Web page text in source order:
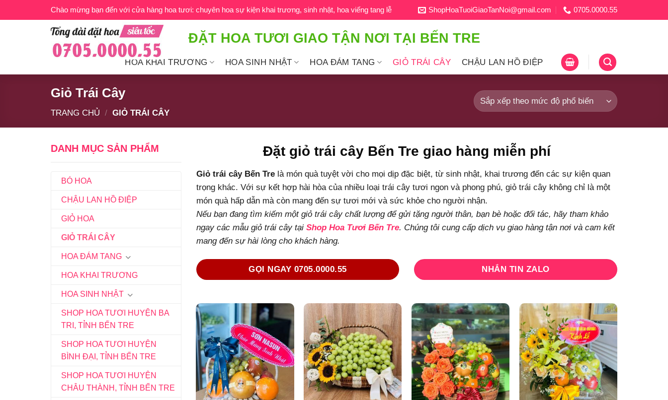
qua
Chào mừng bạn đến với cửa hàng hoa tươi: chuyên hoa sự kiện khai trương, sinh nhật, hoa viếng tang lễ ShopHoaTuoiGiaoTanNoi@gmail.com 0705.0000.55
ĐẶT HOA TƯƠI GIAO TẬN NƠI TẠI BẾN TRE
HOA KHAI TRƯƠNG HOA SINH NHẬT HOA ĐÁM TANG GIỎ TRÁI CÂY CHẬU LAN HỒ ĐIỆP
Giỏ Trái Cây
TRANG CHỦ / GIỎ TRÁI CÂY
DANH MỤC SẢN PHẨM
BÓ HOA
CHẬU LAN HỒ ĐIỆP
GIỎ HOA
GIỎ TRÁI CÂY
HOA ĐÁM TANG
HOA KHAI TRƯƠNG
HOA SINH NHẬT
SHOP HOA TƯƠI HUYỆN BA
TRI, TỈNH BẾN TRE
SHOP HOA TƯƠI HUYỆN
BÌNH ĐẠI, TỈNH BẾN TRE
SHOP HOA TƯƠI HUYỆN
CHÂU THÀNH, TỈNH BẾN TRE
Đặt giỏ trái cây Bến Tre giao hàng miễn phí
Giỏ trái cây Bến Trelà món quà tuyệt vời cho mọi dịp đặc biệt, từ sinh nhật, khai trương đến các sự kiện quan
trọng khác. Với sự kết hợp hài hòa của nhiều loại trái cây tươi ngon và phong phú, giỏ trái cây không chỉ là một
món quà hấp dẫn mà còn mang đến sự tươi mới và sức khỏe cho người nhận.
Nếu bạn đang tìm kiếm một giỏ trái cây chất lượng để gửi tặng người thân, bạn bè hoặc đối tác, hãy tham khảo
ngay các mẫu giỏ trái cây tại Shop Hoa Tươi Bến Tre. Chúng tôi cung cấp dịch vụ giao hàng tận nơi và cam kết
mang đến sự hài lòng cho khách hàng.
GỌI NGAY 0705.0000.55 NHẮN TIN ZALO